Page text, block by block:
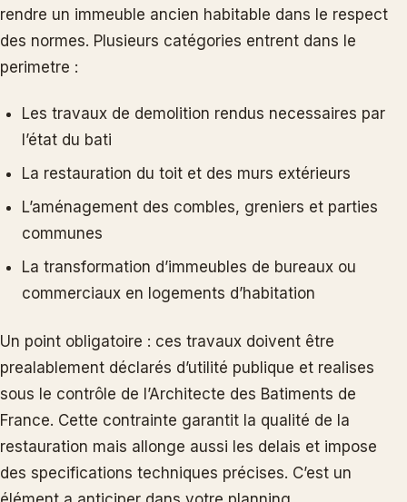
rendre un immeuble ancien habitable dans le respect
des normes. Plusieurs catégories entrent dans le
perimetre :
Les travaux de demolition rendus necessaires par
l’état du bati
La restauration du toit et des murs extérieurs
L’aménagement des combles, greniers et parties
communes
La transformation d’immeubles de bureaux ou
commerciaux en logements d’habitation
Un point obligatoire : ces travaux doivent être
prealablement déclarés d’utilité publique et realises
sous le contrôle de l’Architecte des Batiments de
France. Cette contrainte garantit la qualité de la
restauration mais allonge aussi les delais et impose
des specifications techniques précises. C’est un